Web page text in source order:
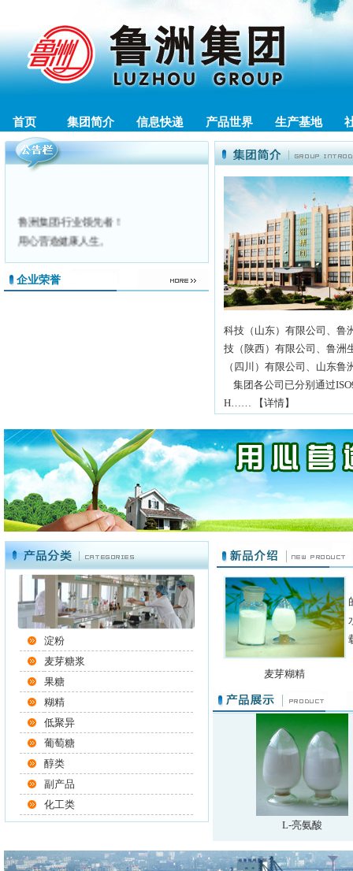
首页 集团简介 信息快递 产品世界 生产基地
用心营造健康人生。
鲁洲集团微信公众号已经发布，请
接扫描二维码并关注，谢谢！
鲁洲生物科技（山东）有限公司开展清洁
企业荣誉
科技（山东）有限公司、鲁
技（陕西）有限公司、鲁洲
（四川）有限公司、山东
集团各公司已分别通过
H…… 【详情】
淀粉
麦芽糖浆
果糖
糊精
低聚异
葡萄糖
醇类
副产品
化工类
麦芽糊精
L-亮氨酸
图|驻马店
[2022-4-29]
图|政企齐